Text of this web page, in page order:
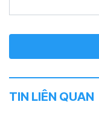
TIN LIÊN QUAN